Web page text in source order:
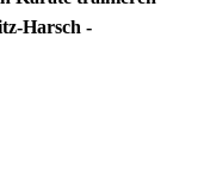
Harsch -